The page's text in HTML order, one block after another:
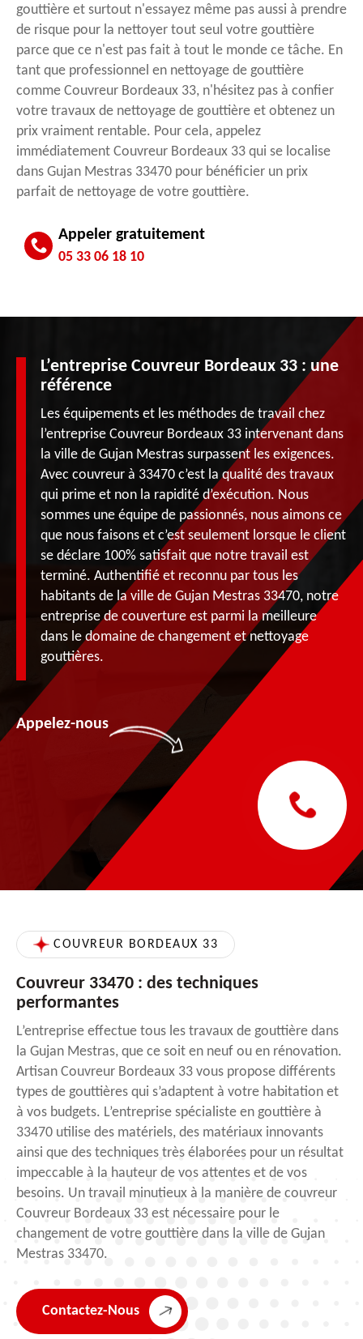
gouttière et surtout n'essayez même pas aussi à prendre
de risque pour la nettoyer tout seul votre gouttière
parce que ce n'est pas fait à tout le monde ce tâche. En
tant que professionnel en nettoyage de gouttière
comme Couvreur Bordeaux 33, n'hésitez pas à confier
votre travaux de nettoyage de gouttière et obtenez un
prix vraiment rentable. Pour cela, appelez
immédiatement Couvreur Bordeaux 33 qui se localise
dans Gujan Mestras 33470 pour bénéficier un prix
parfait de nettoyage de votre gouttière.
Appeler gratuitement
05 33 06 18 10
L’entreprise Couvreur Bordeaux 33 : une
référence
Les équipements et les méthodes de travail chez
l’entreprise Couvreur Bordeaux 33 intervenant dans
la ville de Gujan Mestras surpassent les exigences.
Avec couvreur à 33470 c’est la qualité des travaux
qui prime et non la rapidité d’exécution. Nous
sommes une équipe de passionnés, nous aimons ce
que nous faisons et c’est seulement lorsque le client
se déclare 100% satisfait que notre travail est
terminé. Authentifié et reconnu par tous les
habitants de la ville de Gujan Mestras 33470, notre
entreprise de couverture est parmi la meilleure
dans le domaine de changement et nettoyage
gouttières.
Appelez-nous
COUVREUR BORDEAUX 33
Couvreur 33470 : des techniques
performantes
L’entreprise effectue tous les travaux de gouttière dans
la Gujan Mestras, que ce soit en neuf ou en rénovation.
Artisan Couvreur Bordeaux 33 vous propose différents
types de gouttières qui s’adaptent à votre habitation et
à vos budgets. L’entreprise spécialiste en gouttière à
33470 utilise des matériels, des matériaux innovants
ainsi que des techniques très élaborées pour un résultat
impeccable à la hauteur de vos attentes et de vos
besoins. Un travail minutieux à la manière de couvreur
Couvreur Bordeaux 33 est nécessaire pour le
changement de votre gouttière dans la ville de Gujan
Mestras 33470.
Contactez-Nous